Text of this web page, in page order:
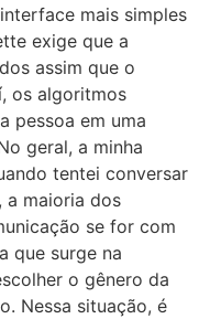
mais simples
exige que a
assim que o
os algoritmos
pessoa em uma
geral, a minha
tentei conversar
a maioria dos
se for com
que surge na
o gênero da
Nessa situação, é